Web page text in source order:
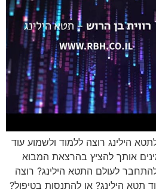
הילינג רוצה ללמוד ולשמוע עוד
אותך להציץ בהרצאת המבוא
לעולם התטא הילינג? רוצה
תטא הילינג? או להתנסות בטיפול?